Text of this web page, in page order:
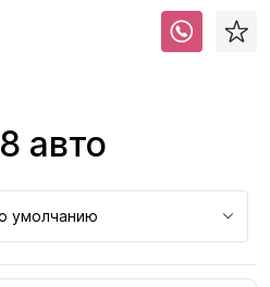
авто
умолчанию